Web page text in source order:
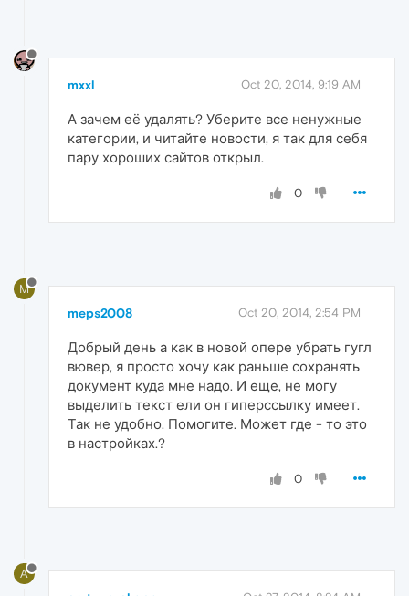
mxxl Oct 20, 2014, 9:19 AM
А зачем её удалять? Уберите все ненужные
категории, и читайте новости, я так для себя
пару хороших сайтов открыл.
0
M
meps2008 Oct 20, 2014, 2:54 PM
Добрый день а как в новой опере убрать гугл
вювер, я просто хочу как раньше сохранять
документ куда мне надо. И еще, не могу
выделить текст ели он гиперссылку имеет.
Так не удобно. Помогите. Может где - то это
в настройках.?
0
A